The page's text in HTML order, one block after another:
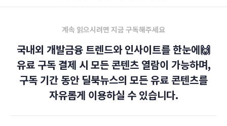
계속 읽으시려면 지금 구독해주세요
국내외 개발금융 트렌드와 인사이트를 한눈에🙌
유료 구독 결제 시 모든 콘텐츠 열람이 가능하며,
구독 기간 동안 딜북뉴스의 모든 유료 콘텐츠를
자유롭게 이용하실 수 있습니다.